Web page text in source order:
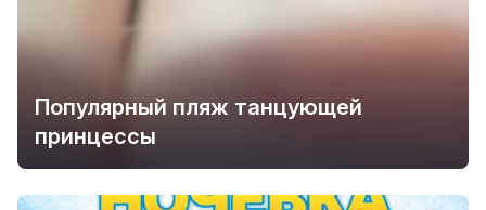
Популярный пляж танцующей
принцессы